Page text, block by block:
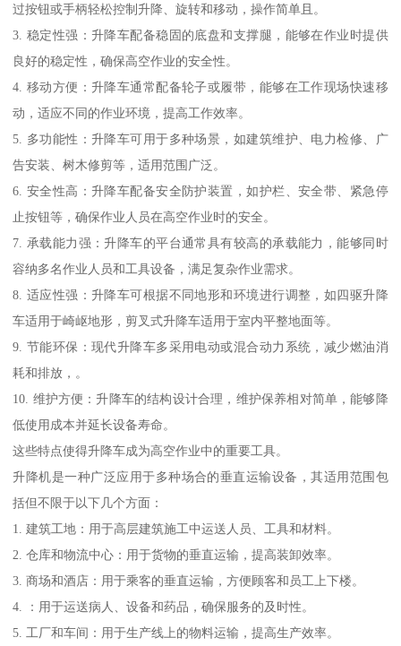
过按钮或手柄轻松控制升降、旋转和移动，操作简单且。
3. 稳定性强：升降车配备稳固的底盘和支撑腿，能够在作业时提供
良好的稳定性，确保高空作业的安全性。
4. 移动方便：升降车通常配备轮子或履带，能够在工作现场快速移
动，适应不同的作业环境，提高工作效率。
5. 多功能性：升降车可用于多种场景，如建筑维护、电力检修、广
告安装、树木修剪等，适用范围广泛。
6. 安全性高：升降车配备安全防护装置，如护栏、安全带、紧急停
止按钮等，确保作业人员在高空作业时的安全。
7. 承载能力强：升降车的平台通常具有较高的承载能力，能够同时
容纳多名作业人员和工具设备，满足复杂作业需求。
8. 适应性强：升降车可根据不同地形和环境进行调整，如四驱升降
车适用于崎岖地形，剪叉式升降车适用于室内平整地面等。
9. 节能环保：现代升降车多采用电动或混合动力系统，减少燃油消
耗和排放，。
10. 维护方便：升降车的结构设计合理，维护保养相对简单，能够降
低使用成本并延长设备寿命。
这些特点使得升降车成为高空作业中的重要工具。
升降机是一种广泛应用于多种场合的垂直运输设备，其适用范围包
括但不限于以下几个方面：
1. 建筑工地：用于高层建筑施工中运送人员、工具和材料。
2. 仓库和物流中心：用于货物的垂直运输，提高装卸效率。
3. 商场和酒店：用于乘客的垂直运输，方便顾客和员工上下楼。
4. ：用于运送病人、设备和药品，确保服务的及时性。
5. 工厂和车间：用于生产线上的物料运输，提高生产效率。